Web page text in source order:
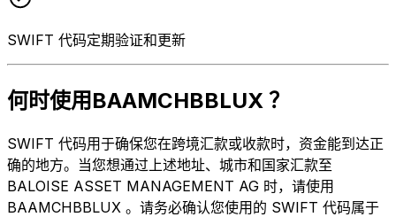
SWIFT 代码定期验证和更新
何时使用BAAMCHBBLUX ？
SWIFT 代码用于确保您在跨境汇款或收款时，资金能到达正
确的地方。当您想通过上述地址、城市和国家汇款至
BALOISE ASSET MANAGEMENT AG 时，请使用
BAAMCHBBLUX 。请务必确认您使用的 SWIFT 代码属于